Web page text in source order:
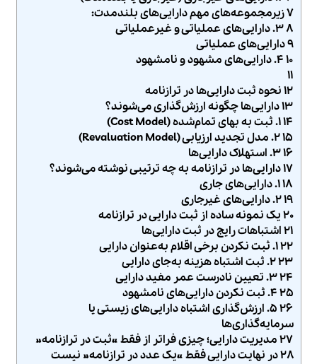
۷ زیرمجموعه‌های مهم دارایی‌های بلندمدت:
۸ ۳. دارایی‌های عملیاتی و غیرعملیاتی
۹ دارایی‌های عملیاتی
۱۰ ۴. دارایی‌های مشهود و نامشهود
۱۱
۱۲ نحوه ثبت دارایی‌ها در ترازنامه
۱۳ دارایی‌ها چگونه ارزش‌گذاری می‌شوند؟
۱۴ ۱. ثبت به بهای تمام‌شده (Cost Model)
۱۵ ۲. مدل تجدید ارزیابی (Revaluation Model)
۱۶ ۳. استهلاک دارایی‌ها
۱۷ دارایی‌ها در ترازنامه به چه ترتیبی نوشته می‌شوند؟
۱۸ ۱. دارایی‌های جاری
۱۹ ۲. دارایی‌های غیرجاری
۲۰ یک نمونه ساده از ثبت دارایی در ترازنامه
۲۱ اشتباهات رایج در ثبت دارایی‌ها
۲۲ ۱. ثبت نکردن برخی اقلام به‌عنوان دارایی
۲۳ ۲. ثبت اشتباه هزینه به‌جای دارایی
۲۴ ۳. تعیین نادرست عمر مفید دارایی
۲۵ ۴. ثبت نکردن دارایی‌های نامشهود
۲۶ ۵. ارزش‌گذاری اشتباه دارایی‌های زیستی یا
سرمایه‌گذاری‌ها
۲۷ مدیریت دارایی؛ چیزی فراتر از فقط «ثبت در ترازنامه»
۲۸ در نهایت دارایی فقط «یک عدد در ترازنامه» نیست